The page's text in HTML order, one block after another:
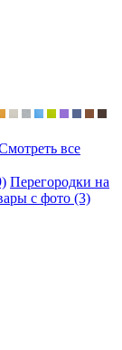
все
Перегородки на
с фото (3)